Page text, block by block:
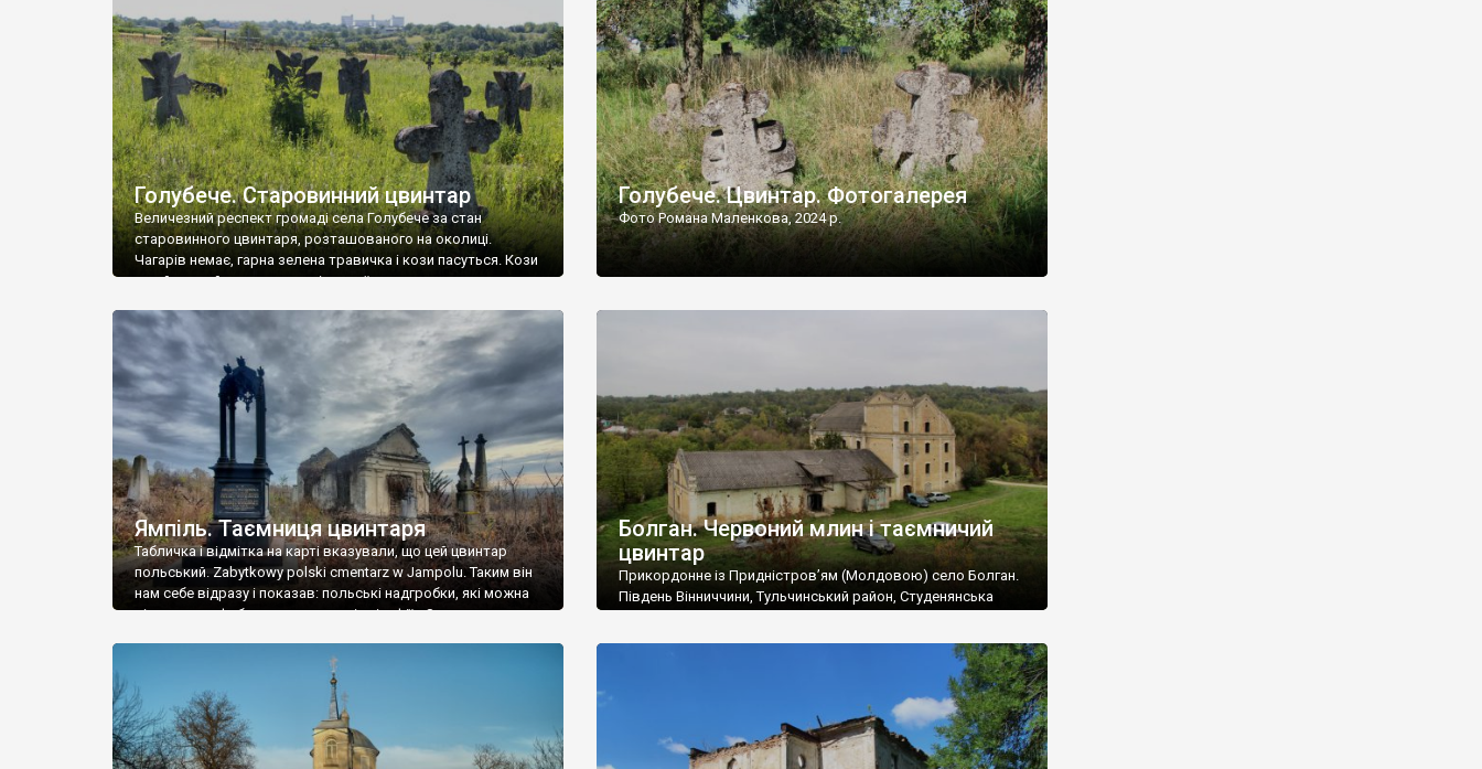
[…]
Голубече. Старовинний цвинтар
Величезний респект громаді села Голубече за стан
старовинного цвинтаря, розташованого на околиці.
Чагарів немає, гарна зелена травичка і кози пасуться. Кози
– найкращий регулятор шкідливої, для старих кладовищ,
бруньками, кози ті бруньки обгризають, бо то улюблений
делікатес. На цвинтарі у Голубечому ціла колекція
різноманітних форм хрестів. Село відносно невелике, […]
Голубече. Цвинтар. Фотогалерея
Фото Романа Маленкова, 2024 р.
Ямпіль. Таємниця цвинтаря
Табличка і відмітка на карті вказували, що цей цвинтар
польський. Zabytkowy polski cmentarz w Jampolu. Таким він
нам себе відразу і показав: польські надгробки, які можна
віднести до фабричних, польські епітафії… Загалом цвинтар
виявилося більше семи гектарів. Перше враження про
абсолютну звичайність польського цвинтаря виявилося
оманливим – […]
Болган. Червоний млин і таємничий
цвинтар
Прикордонне із Придністров’ям (Молдовою) село Болган.
Південь Вінниччини, Тульчинський район, Студенянська
старовинний цвинтар із кам’яними хрестами. Всі епітафії, які
збереглися, написані кирилицею, церковнослов’янською
мовою. За всіма традиційними ознаками – цвинтар
український. Хрести датуються 19 століттям. У 1924-1940
роках Болган […]